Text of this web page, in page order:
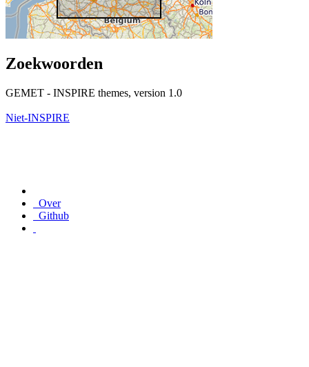
Zoekwoorden
GEMET - INSPIRE themes, version 1.0
Niet-INSPIRE
Over
Github